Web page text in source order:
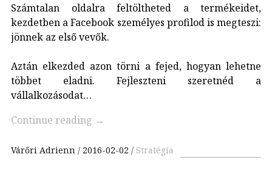
Számtalan oldalra feltöltheted a termékeidet,
kezdetben a Facebook személyes profilod is megteszi:
jönnek az első vevők.
Aztán elkezded azon törni a fejed, hogyan lehetne
többet eladni. Fejleszteni szeretnéd a
vállalkozásodat…
Continue reading →
Várőri Adrienn 2016-02-02 Stratégia